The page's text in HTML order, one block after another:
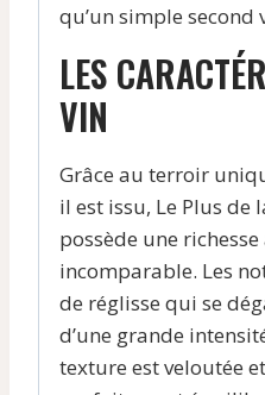
qu’un simple second
LES
VIN
Grâce au terroir
il est issu, Le Plus de
possède une
incomparable. Les
de réglisse qui se
d’une grande
texture est veloutée